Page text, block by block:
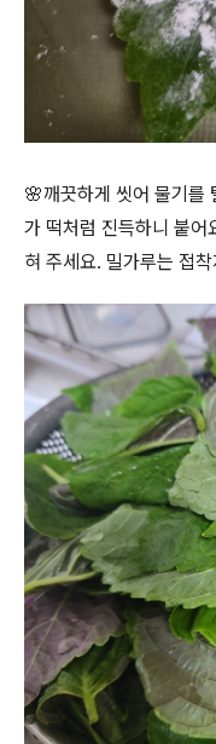
🌸깨끗하게 씻어 물기를
가 떡처럼 진득하니 붙어
혀 주세요. 밀가루는 접